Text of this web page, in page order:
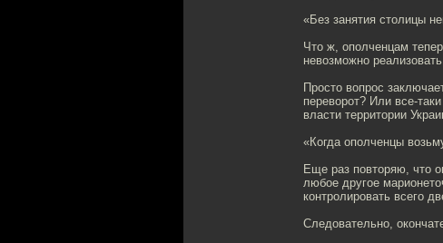
«Без занятия столицы
Что ж, ополченцам
невозможно
Просто вопрос
переворот? Или все-
власти территории
«Когда ополченцы
Еще раз повторяю, что
любое другое
контролировать всего
Следовательно,